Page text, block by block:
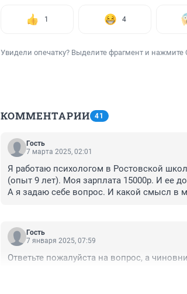
1 4
Увидели опечатку? Выделите фрагмент и нажмите
КОММЕНТАРИИ 41
Гость
7 марта 2025, 02:01
Я работаю психологом в Ростовской
(опыт 9 лет). Моя зарплата 15000р. И ее
А я задаю себе вопрос. И какой смысл в
На полном серьезе подумываю уходить.
Гость
7 января 2025, 07:59
Ответьте пожалуйста на вопрос, а